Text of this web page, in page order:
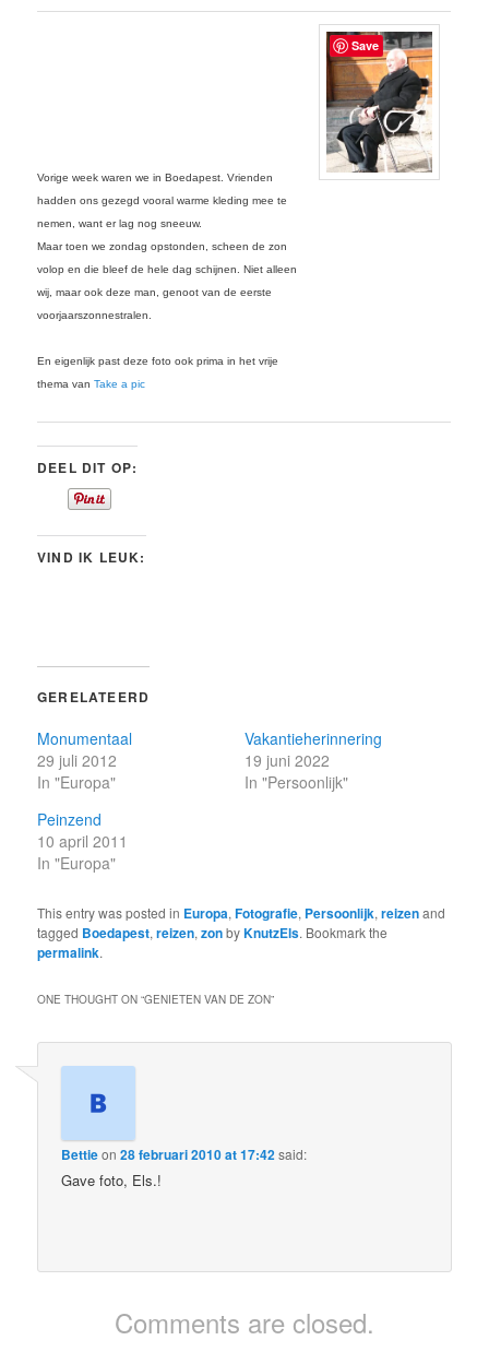
Vorige week waren we in Boedapest. Vrienden
hadden ons gezegd vooral warme kleding mee te
nemen, want er lag nog sneeuw.
Maar toen we zondag opstonden, scheen de zon
volop en die bleef de hele dag schijnen. Niet alleen
wij, maar ook deze man, genoot van de eerste
voorjaarszonnestralen.
En eigenlijk past deze foto ook prima in het vrije
thema vanTake a pic
DEEL DIT OP:
VIND IK LEUK:
GERELATEERD
Monumentaal
29 juli 2012
In "Europa"
Vakantieherinnering
19 juni 2022
In "Persoonlijk"
Peinzend
10 april 2011
In "Europa"
This entry was posted in Europa,Fotografie, Persoonlijk,reizenand
tagged Boedapest,reizen,zonbyKnutzEls. Bookmark the
permalink.
ONE THOUGHT ON “GENIETEN VAN DE ZON”
Bettieon28 februari 2010 at 17:42said:
Gave foto, Els.!
Comments are closed.
Save